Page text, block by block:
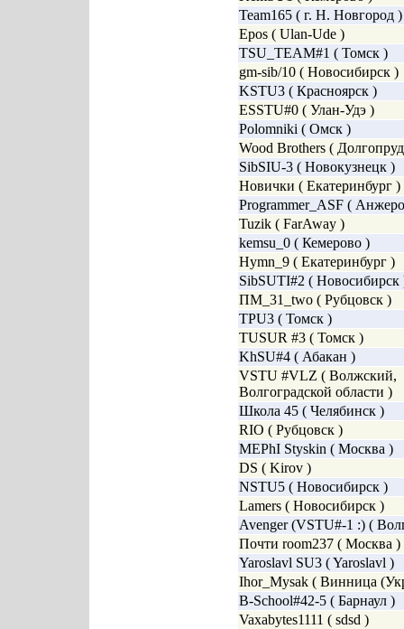
Team165 ( г. Н. Новгород )
Epos ( Ulan-Ude )
TSU_TEAM#1 ( Томск )
gm-sib/10 ( Новосибирск )
KSTU3 ( Красноярск )
ESSTU#0 ( Улан-Удэ )
Polomniki ( Омск )
Wood Brothers (
SibSIU-3 ( Новокузнецк )
Новички ( Екатеринбург )
Programmer_ASF (
Tuzik ( FarAway )
kemsu_0 ( Кемерово )
Hymn_9 ( Екатеринбург )
SibSUTI#2 ( Новосибирск
ПМ_31_two ( Рубцовск )
TPU3 ( Томск )
TUSUR #3 ( Томск )
KhSU#4 ( Абакан )
VSTU #VLZ ( Волжский,
Волгоградской области )
Школа 45 ( Челябинск )
RIO ( Рубцовск )
MEPhI Styskin ( Москва )
DS ( Kirov )
NSTU5 ( Новосибирск )
Lamers ( Новосибирск )
Avenger (VSTU#-1 :) (
Почти room237 ( Москва )
Yaroslavl SU3 ( Yaroslavl )
Ihor_Mysak ( Винница
B-School#42-5 ( Барнаул )
Vaxabytes1111 ( sdsd )